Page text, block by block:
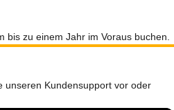
bis zu einem Jahr im Voraus buchen.
unseren Kundensupport vor oder